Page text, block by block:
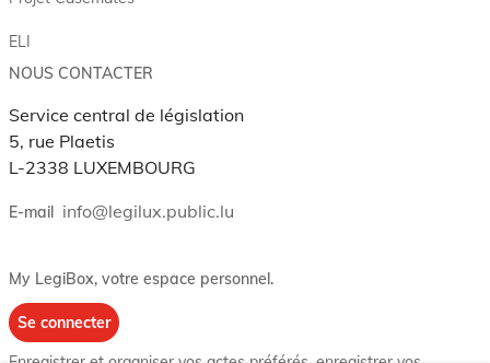
ELI
NOUS CONTACTER
Service central de législation
5, rue Plaetis
L-2338 LUXEMBOURG
E-mail info@legilux.public.lu
My LegiBox, votre espace personnel.
Se connecter